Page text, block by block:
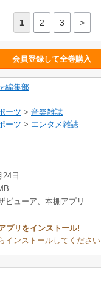
1 2 3 >
会員登録して全巻購入
編集部
ーツ > 音楽雑誌
ーツ > エンタメ雑誌
日
ビューア、本棚アプリ
プリをインストール!
インストールしてください